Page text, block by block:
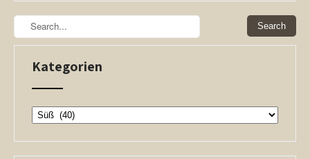
Kategorien
Kategorien